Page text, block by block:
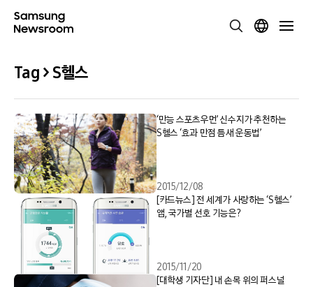
Tag > S헬스
‘만능 스포츠우먼’ 신수지가 추천하는
S헬스 ‘효과 만점 틈새 운동법’
2015/12/08
[카드뉴스] 전 세계가 사랑하는 ‘S헬스’
앱, 국가별 선호 기능은?
2015/11/20
[대학생 기자단] 내 손목 위의 퍼스널